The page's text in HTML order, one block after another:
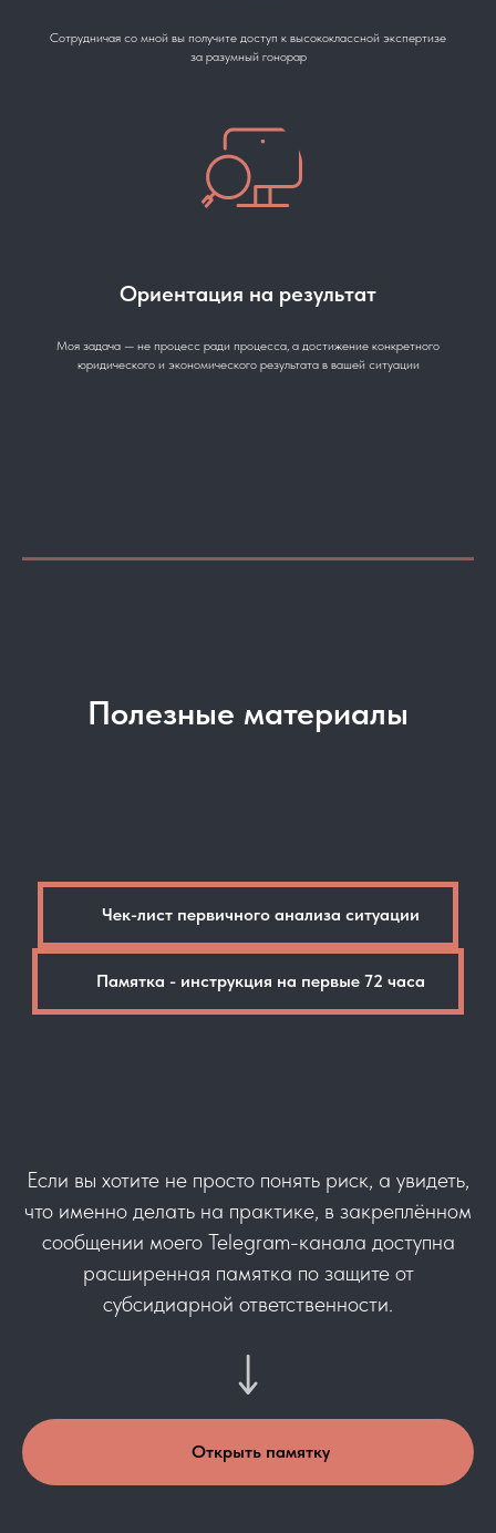
Сотрудничая со мной вы получите доступ к высококлассной экспертизе
за разумный гонорар
Ориентация на результат
Моя задача — не процесс ради процесса, а достижение конкретного
юридического и экономического результата в вашей ситуации
Полезные материалы
Чек-лист первичного анализа ситуации
Памятка - инструкция на первые 72 часа
Если вы хотите не просто понять риск, а увидеть,
что именно делать на практике, в закреплённом
сообщении моего Telegram-канала доступна
расширенная памятка по защите от
субсидиарной ответственности.
Открыть памятку